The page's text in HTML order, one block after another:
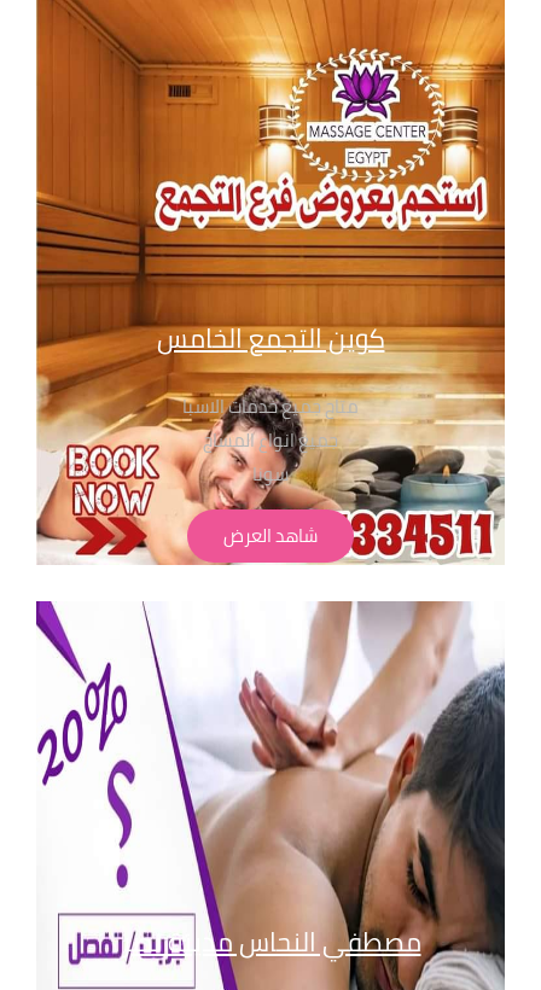
للحجز والاستفسار بفروع مساج سنتر ايجيبت
01021107760
01068302600
01211115701
01099773147
01116550039
01050846816
كوين التجمع الخامس
متاح جميع خدمات الاسبا
جميع انواع المساج
سونا
حمام مغربي بجميع انواعة
لابد من حجز مسبق
الاسعار تبدا من 350 ج
" تطبق الشروط و الاحكام" للحجز والاستفسار
بفروع مساج سنتر ايجيبت : 01068302600
01211115701
01099773147
01116550039
01050846816
شاهد العرض
مصطفي النحاس مدينة نصر